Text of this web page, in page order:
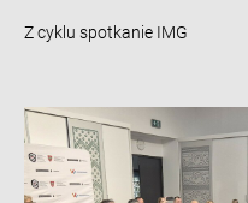
Z cyklu spotkanie IMG